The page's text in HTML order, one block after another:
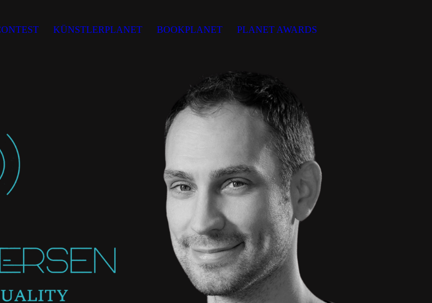
KÜNSTLERPLANET BOOKPLANET PLANET AWARDS